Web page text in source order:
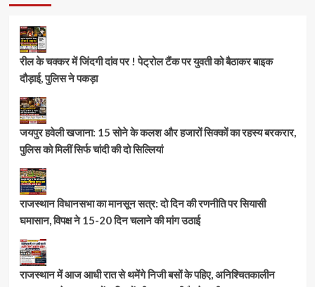
रील के चक्कर में जिंदगी दांव पर ! पेट्रोल टैंक पर युवती को बैठाकर बाइक
दौड़ाई, पुलिस ने पकड़ा
जयपुर हवेली खजाना: 15 सोने के कलश और हजारों सिक्कों का रहस्य बरकरार,
पुलिस को मिलीं सिर्फ चांदी की दो सिल्लियां
राजस्थान विधानसभा का मानसून सत्र: दो दिन की रणनीति पर सियासी
घमासान, विपक्ष ने 15-20 दिन चलाने की मांग उठाई
राजस्थान में आज आधी रात से थमेंगे निजी बसों के पहिए, अनिश्चितकालीन